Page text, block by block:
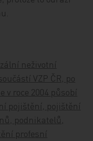
neživotní
VZP ČR, po
v roce 2004 působí
pojištění, pojištění
podnikatelů,
profesní